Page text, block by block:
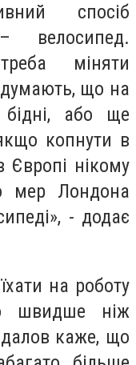
спосіб
велосипед.
міняти
що на
бідні, або ще
копнути в
Європі нікому
мер Лондона
- додає
на роботу
швидше ніж
каже, що